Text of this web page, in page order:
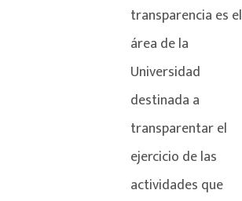
transparencia es el
área de la
Universidad
destinada a
transparentar el
ejercicio de las
actividades que